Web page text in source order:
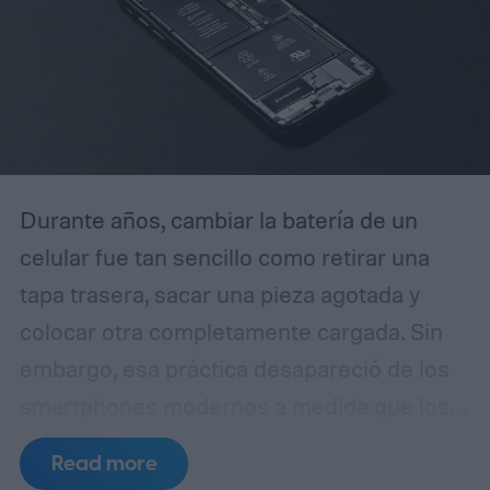
Durante años, cambiar la batería de un
celular fue tan sencillo como retirar una
tapa trasera, sacar una pieza agotada y
colocar otra completamente cargada. Sin
fabricantes apostaron por diseños más
delgados, cuerpos de vidrio y metal,
Read more